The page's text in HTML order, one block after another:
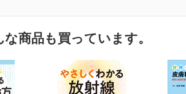
商品も買っています。